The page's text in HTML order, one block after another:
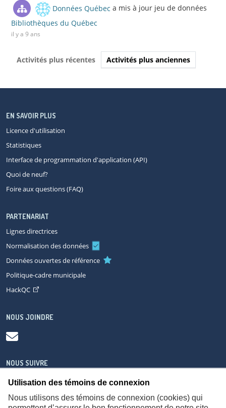
Données Québec a mis à jour jeu de données
Bibliothèques du Québec
il y a 9 ans
Activités plus récentes Activités plus anciennes
Utilisation des témoins de connexion
Nous utilisons des témoins de connexion (cookies) qui
EN SAVOIR PLUS
Licence d'utilisation
Statistiques
Interface de programmation d'application (API)
Quoi de neuf?
Foire aux questions (FAQ)
PARTENARIAT
Lignes directrices
Normalisation des données
Données ouvertes de référence
Politique-cadre municipale
HackQC
NOUS JOINDRE
NOUS SUIVRE